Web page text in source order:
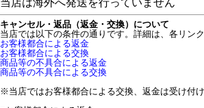
キャンセル・返品（返金・交換）について
当店では以下の条件の通りです。詳細は、各リン
お客様都合による返金
お客様都合による交換
商品等の不具合による返金
商品等の不具合による交換
※当店ではお客様都合による交換、返金は受け付け